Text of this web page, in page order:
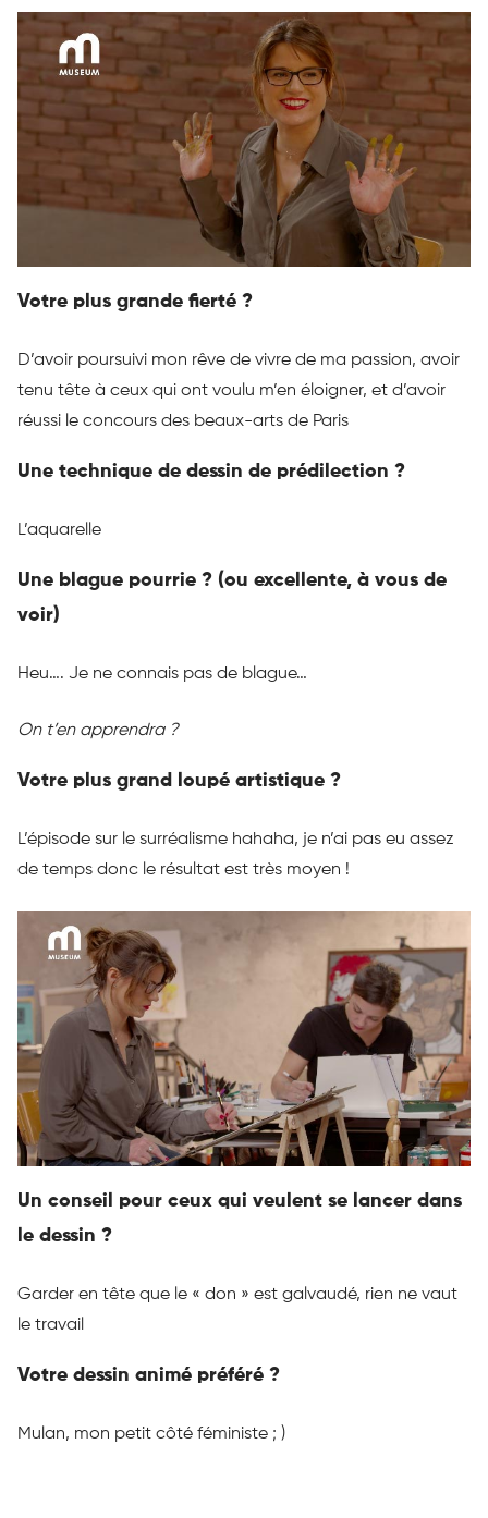
Votre plus grande fierté ?
D’avoir poursuivi mon rêve de vivre de ma passion, avoir
tenu tête à ceux qui ont voulu m’en éloigner, et d’avoir
réussi le concours des beaux-arts de Paris
Une technique de dessin de prédilection ?
L’aquarelle
Une blague pourrie ? (ou excellente, à vous de
voir)
Heu…. Je ne connais pas de blague…
On t’en apprendra ?
Votre plus grand loupé artistique ?
L’épisode sur le surréalisme hahaha, je n’ai pas eu assez
de temps donc le résultat est très moyen !
Un conseil pour ceux qui veulent se lancer dans
le dessin ?
Garder en tête que le « don » est galvaudé, rien ne vaut
le travail
Votre dessin animé préféré ?
Mulan, mon petit côté féministe ; )